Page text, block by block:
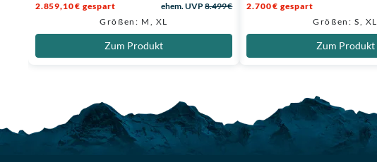
2.859,10 € gespart ehem. UVP8.499 €
Größen: M, XL
Zum Produkt
2.700 € gespart
Größen: S, XL
Zum Produkt